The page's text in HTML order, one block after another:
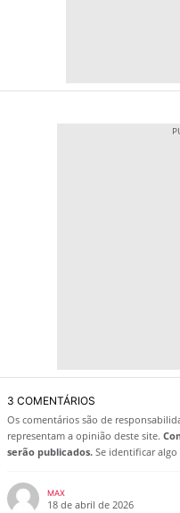
3 COMENTÁRIOS
Os comentários são de
representam a opinião deste site.
serão publicados. Se identificar
MAX
18 de abril de 2026